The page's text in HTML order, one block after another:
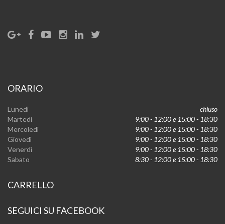
ORARIO
Lunedì
chiuso
Martedì
9:00 - 12:00 e 15:00 - 18:30
Mercoledì
9:00 - 12:00 e 15:00 - 18:30
Giovedì
9:00 - 12:00 e 15:00 - 18:30
Venerdì
9:00 - 12:00 e 15:00 - 18:30
Sabato
8:30 - 12:00 e 15:00 - 18:30
CARRELLO
SEGUICI SU FACEBOOK